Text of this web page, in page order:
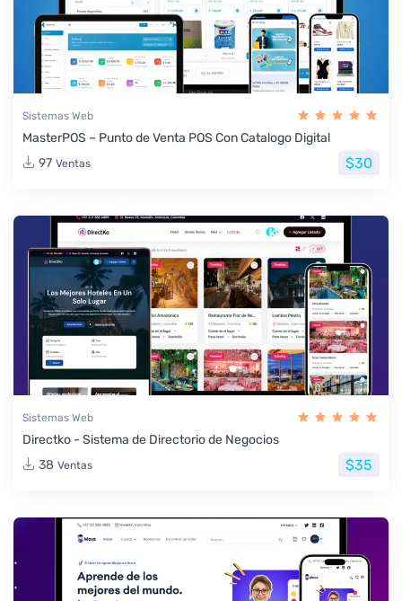
Sistemas Web
MasterPOS – Punto de Venta POS Con Catalogo Digital
97 Ventas $30
Sistemas Web
Directko - Sistema de Directorio de Negocios
38 Ventas $35